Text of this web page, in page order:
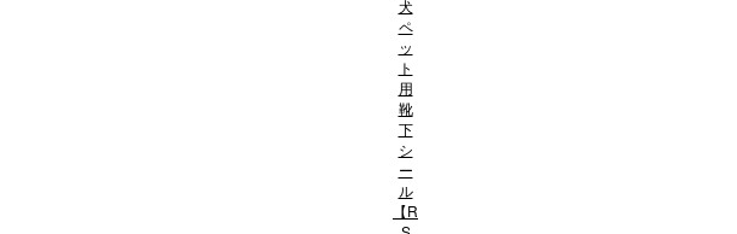
犬
ペ
ッ
ト
用
靴
下
シ
ー
ル
【R